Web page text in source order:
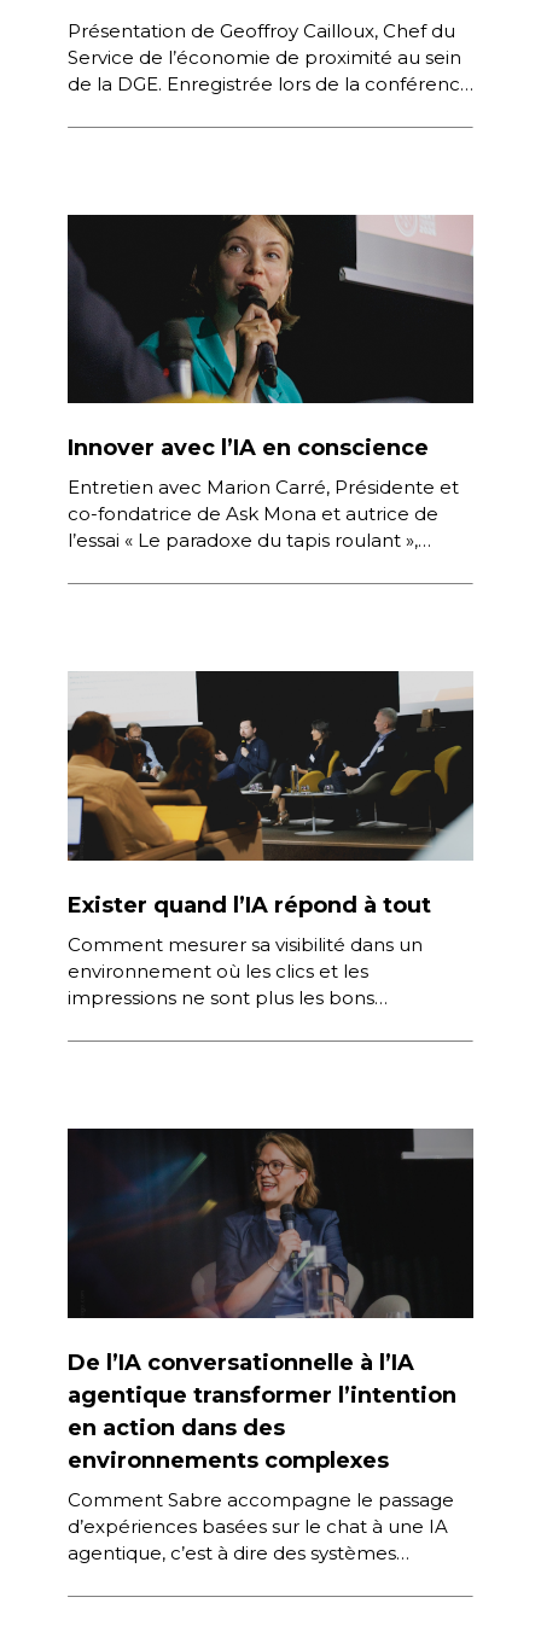
Présentation de Geoffroy Cailloux, Chef du
Service de l’économie de proximité au sein
de la DGE. Enregistrée lors de la conférence
Innover avec l’IA en conscience
Entretien avec Marion Carré, Présidente et
co-fondatrice de Ask Mona et autrice de
l’essai « Le paradoxe du tapis roulant »,
Exister quand l’IA répond à tout
Comment mesurer sa visibilité dans un
environnement où les clics et les
impressions ne sont plus les bons
De l’IA conversationnelle à l’IA
agentique transformer l’intention
en action dans des
environnements complexes
Comment Sabre accompagne le passage
d’expériences basées sur le chat à une IA
agentique, c’est à dire des systèmes